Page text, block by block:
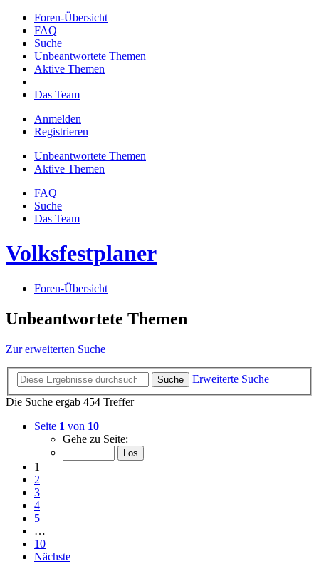
Foren-Übersicht
FAQ
Suche
Unbeantwortete Themen
Aktive Themen
Das Team
Anmelden
Registrieren
Unbeantwortete Themen
Aktive Themen
FAQ
Suche
Das Team
Volksfestplaner
Foren-Übersicht
Unbeantwortete Themen
Zur erweiterten Suche
Suche
Erweiterte Suche
Die Suche ergab 454 Treffer
Seite 1 von 10
Gehe zu Seite:
1
2
3
4
5
…
10
Nächste